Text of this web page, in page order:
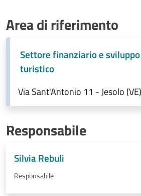
Area di riferimento
Settore finanziario e sviluppo
turistico
Via Sant'Antonio 11 - Jesolo
Responsabile
Silvia Rebuli
Responsabile